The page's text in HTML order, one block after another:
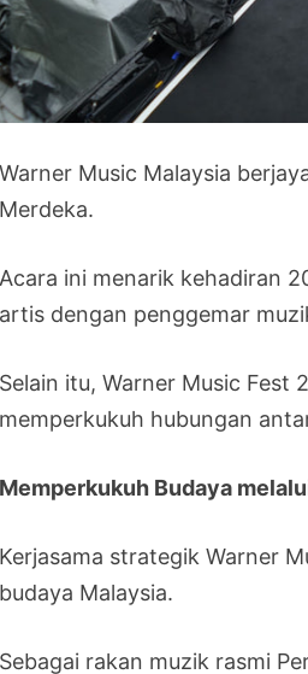
Warner Music Malaysia
Merdeka.
Acara ini menarik kehadiran
artis dengan penggemar
Selain itu, Warner Music Fest
memperkukuh hubungan
Memperkukuh Budaya
Kerjasama strategik Warner
budaya Malaysia.
Sebagai rakan muzik rasmi